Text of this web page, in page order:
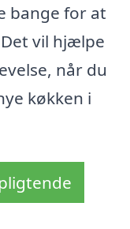
bange for at
vil hjælpe
når du
køkken i